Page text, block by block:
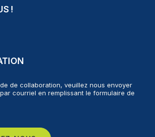
!
de collaboration, veuillez nous envoyer
courriel en remplissant le formulaire de